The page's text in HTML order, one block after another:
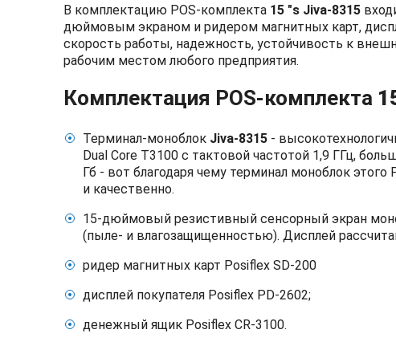
В комплектацию POS-комплекта 15 "s Jiva-8315
дюймовым экраном и ридером магнитных карт,
скорость работы, надежность, устойчивость к
рабочим местом любого предприятия.
Комплектация POS-комплекта
Терминал-моноблок Jiva-8315 -
Dual Core T3100 с тактовой частотой 1,9 ГГц,
Гб - вот благодаря чему терминал моноблок
и качественно.
15-дюймовый резистивный сенсорный экран
(пыле- и влагозащищенностью). Дисплей
ридер магнитных карт Posiflex SD-200
дисплей покупателя Posiflex PD-2602;
денежный ящик Posiflex CR-3100.